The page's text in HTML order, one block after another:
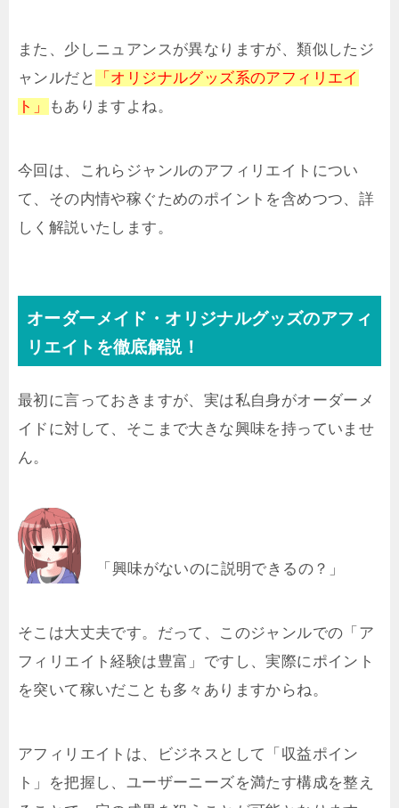
また、少しニュアンスが異なりますが、類似したジ
ャンルだと
「オリジナルグッズ系のアフィリエイ
ト」
もありますよね。
今回は、これらジャンルのアフィリエイトについ
て、その内情や稼ぐためのポイントを含めつつ、詳
しく解説いたします。
オーダーメイド・オリジナルグッズのアフィ
リエイトを徹底解説！
最初に言っておきますが、実は私自身がオーダーメ
イドに対して、そこまで大きな興味を持っていませ
ん。
「興味がないのに説明できるの？」
そこは大丈夫です。だって、このジャンルでの「ア
フィリエイト経験は豊富」ですし、実際にポイント
を突いて稼いだことも多々ありますからね。
アフィリエイトは、ビジネスとして「収益ポイン
ト」を把握し、ユーザーニーズを満たす構成を整え